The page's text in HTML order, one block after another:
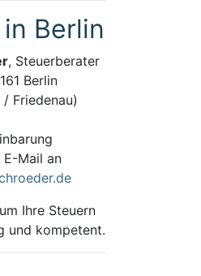
Berlin
, Steuerberater
Berlin
Friedenau)
Mail an
Ihre Steuern
und kompetent.